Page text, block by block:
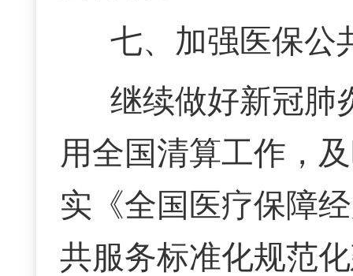
七、加强医保公
继续做好新冠肺
用全国清算工作，
实《全国医疗保障
共服务标准化规范